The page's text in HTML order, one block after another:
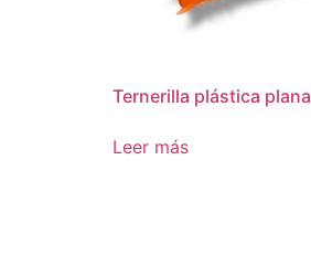
Ternerilla plástica plana
Leer más